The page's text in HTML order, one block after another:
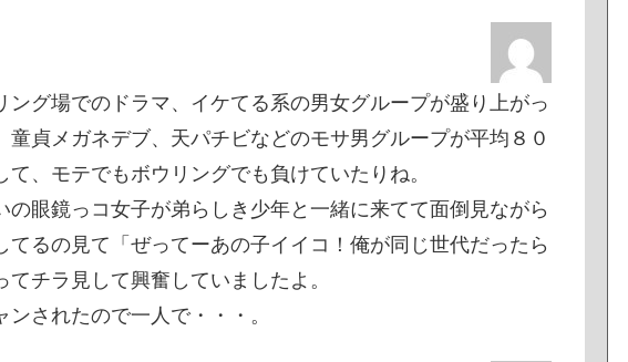
ング場でのドラマ、イケてる系の男女グループが盛り上がっ
童貞メガネデブ、天パチビなどのモサ男グループが平均８０
て、モテでもボウリングでも負けていたりね。
の眼鏡っコ女子が弟らしき少年と一緒に来てて面倒見ながら
てるの見て「ぜってーあの子イイコ！俺が同じ世代だったら
チラ見して興奮していましたよ。
されたので一人で・・・。